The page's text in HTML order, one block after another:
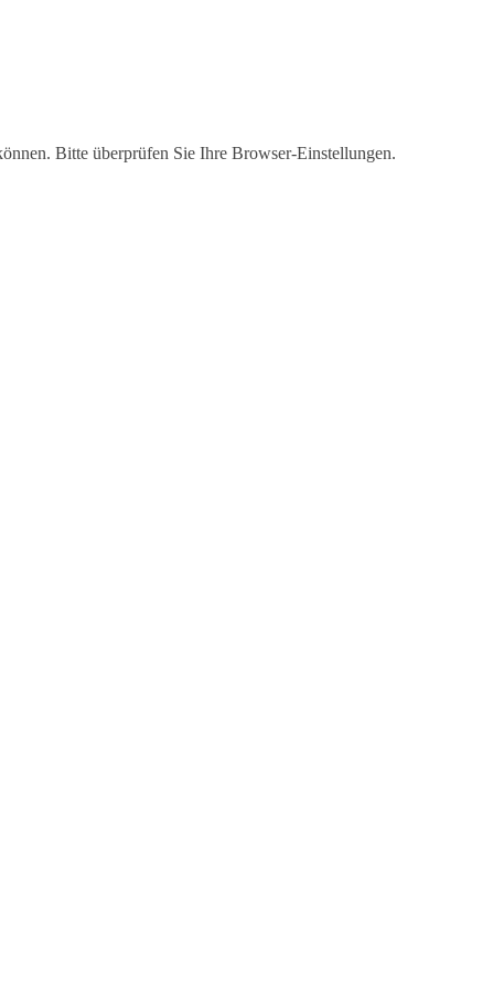
Bitte überprüfen Sie Ihre Browser-Einstellungen.